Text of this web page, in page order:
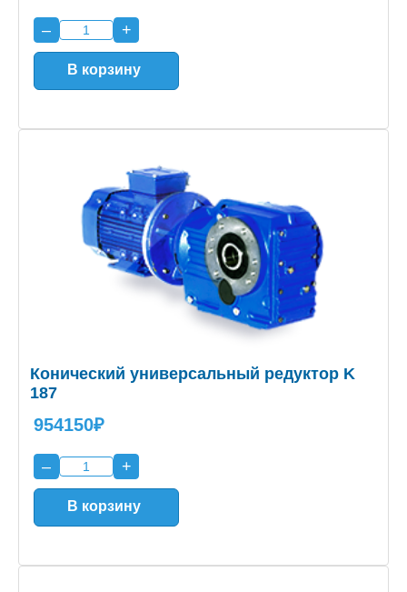
– +
В корзину
Конический универсальный редуктор K
187
954150₽
– +
В корзину